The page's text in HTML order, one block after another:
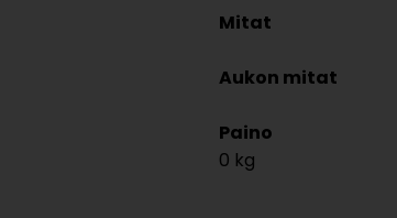
Mitat
Aukon mitat
Paino
0 kg